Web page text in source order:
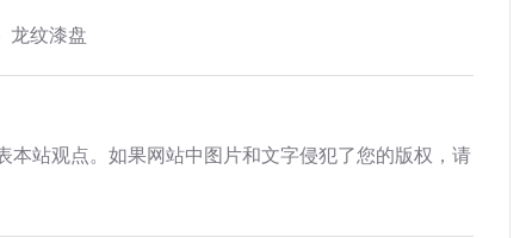
龙纹漆盘
本站观点。如果网站中图片和文字侵犯了您的版权，请